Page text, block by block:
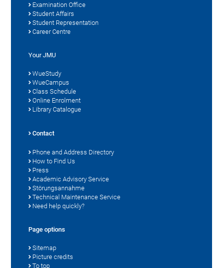
Examination Office
Student Affairs
Student Representation
Career Centre
Your JMU
WueStudy
WueCampus
Class Schedule
Online Enrolment
Library Catalogue
Contact
Phone and Address Directory
How to Find Us
Press
Academic Advisory Service
Störungsannahme
Technical Maintenance Service
Need help quickly?
Page options
Sitemap
Picture credits
To top